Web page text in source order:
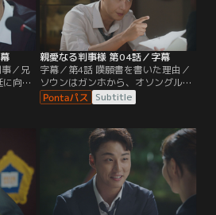
／兄
向か
決文
1週
く
者か
親愛なる判事様 第04話／字幕
字幕／第4話 嘆願書を書いた理由／
ソウンはガンホから、オソングルー
プの後継者イ・ホソンの傷害事件の
判決文を書いてみろと指示される。
が、ホソンの無処罰を望む嘆願書を
書いていると知ったソウンは、納得
がいかず…。
Subtitle